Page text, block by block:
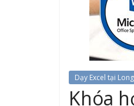
Dạy Excel tại
Khóa